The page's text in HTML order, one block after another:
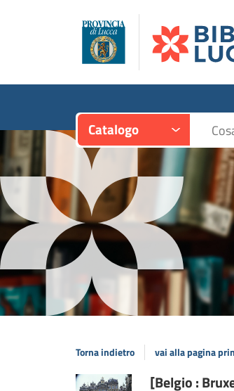
Catalogo
Torna indietro vai alla pagina
[Belgio :